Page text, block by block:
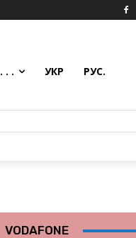
. . . УКР РУС.
VODAFONE